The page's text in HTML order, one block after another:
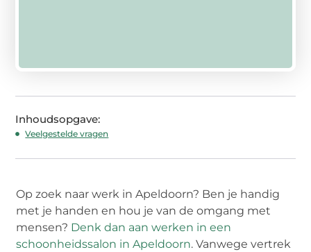
Inhoudsopgave:
Veelgestelde vragen
Op zoek naar werk in Apeldoorn? Ben je handig
met je handen en hou je van de omgang met
mensen? Denk dan aan werken in een
schoonheidssalon in Apeldoorn. Vanwege vertrek